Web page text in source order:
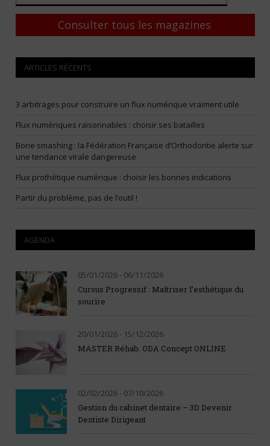
Consulter tous les magazines
ARTICLES RÉCENTS
3 arbitrages pour construire un flux numérique vraiment utile
Flux numériques raisonnables : choisir ses batailles
Bone smashing : la Fédération Française d’Orthodontie alerte sur
une tendance virale dangereuse
Flux prothétique numérique : choisir les bonnes indications
Partir du problème, pas de l’outil !
AGENDA
05/01/2026 - 06/11/2026
Cursus Progressif : Maîtriser l’esthétique du
sourire
20/01/2026 - 15/12/2026
MASTER Réhab. ODA Concept ONLINE
02/02/2026 - 07/10/2026
Gestion du cabinet dentaire – 3D Devenir
Dentiste Dirigeant